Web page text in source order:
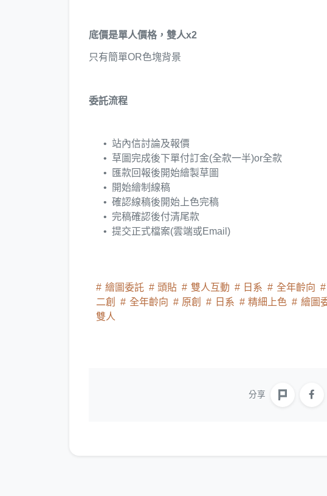
底價是單人價格，雙人x2
只有簡單OR色塊背景
委託流程
站內信討論及報價
草圖完成後下單付訂金(全款一半)or全款
匯款回報後開始繪製草圖
開始繪制線稿
確認線稿後開始上色完稿
完稿確認後付清尾款
提交正式檔案(雲端或Email)
繪圖委託 頭貼 雙人互動 日系 全年齡向
二創
全年齡向 原創 日系 精細上色
繪圖
雙人
分享